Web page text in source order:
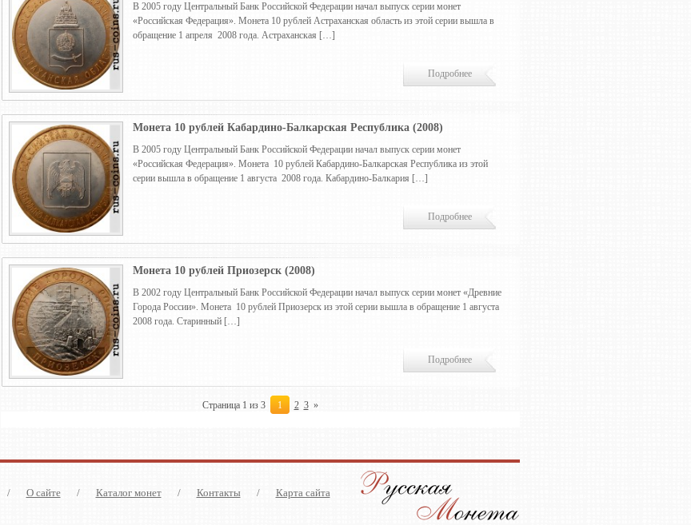
В 2005 году Центральный Банк Российской Федерации начал выпуск серии монет
«Российская Федерация». Монета 10 рублей Астраханская область из этой серии вышла в
обращение 1 апреля 2008 года. Астраханская […]
Подробнее
Монета 10 рублей Кабардино-Балкарская Республика (2008)
В 2005 году Центральный Банк Российской Федерации начал выпуск серии монет
«Российская Федерация». Монета 10 рублей Кабардино-Балкарская Республика из этой
серии вышла в обращение 1 августа 2008 года. Кабардино-Балкария […]
Подробнее
Монета 10 рублей Приозерск (2008)
В 2002 году Центральный Банк Российской Федерации начал выпуск серии монет «Древние
Города России». Монета 10 рублей Приозерск из этой серии вышла в обращение 1 августа
2008 года. Старинный […]
Подробнее
Страница 1 из 3 1 2 3 »
/ О сайте / Каталог монет / Контакты / Карта сайта